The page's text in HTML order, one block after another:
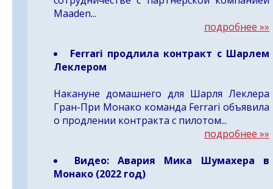
Maaden...
подробнее »»
Ferrari продлила контракт с Шарлем
Леклером
Накануне домашнего для Шарля Леклера
Гран-При Монако команда Ferrari объявила
о продлении контракта с пилотом...
подробнее »»
Видео:Авария Мика Шумахера в
Монако (2022 год)